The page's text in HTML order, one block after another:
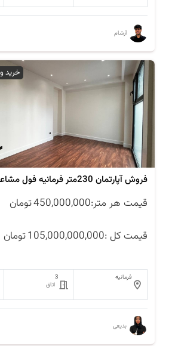
آرشام
خرید
فروش آپارتمان 230متر فرمانیه فول مشاعات
قیمت هر متر:450,000,000تومان
قیمت کل :105,000,000,000تومان
فرمانیه
3
اتاق
بدیعی